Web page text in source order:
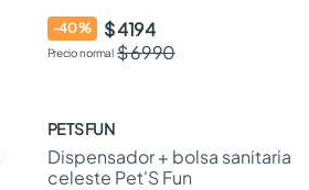
-40%
$ 4194
$ 6990
PETS FUN
Dispensador + bolsa sanitaria
celeste Pet'S Fun